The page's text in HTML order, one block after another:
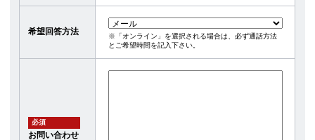
希望回答方法
※「オンライン」を選択される場合は、必ず通話方法
とご希望時間を記入下さい。
必須
お問い合わせ